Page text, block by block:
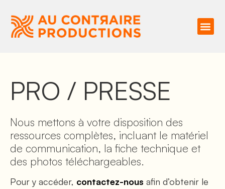
PRO / PRESSE
Nous mettons à votre disposition des
ressources complètes, incluant le matériel
de communication, la fiche technique et
des photos téléchargeables.
Pour y accéder, contactez-nous afin d’obtenir le